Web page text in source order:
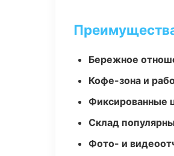
Бережное
Кофе-зона и
Фиксированные
Склад
Фото- и